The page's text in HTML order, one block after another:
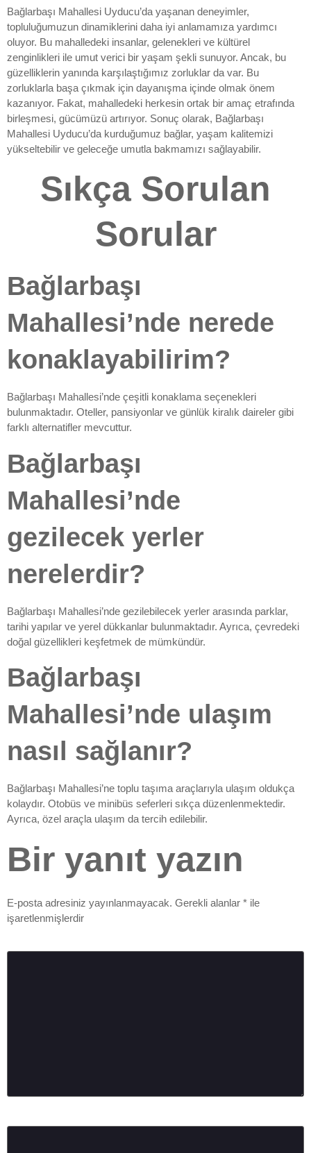
Bağlarbaşı Mahallesi Uyducu’da yaşanan deneyimler,
topluluğumuzun dinamiklerini daha iyi anlamamıza yardımcı
oluyor. Bu mahalledeki insanlar, gelenekleri ve kültürel
zenginlikleri ile umut verici bir yaşam şekli sunuyor. Ancak, bu
güzelliklerin yanında karşılaştığımız zorluklar da var. Bu
zorluklarla başa çıkmak için dayanışma içinde olmak önem
kazanıyor. Fakat, mahalledeki herkesin ortak bir amaç etrafında
birleşmesi, gücümüzü artırıyor. Sonuç olarak, Bağlarbaşı
Mahallesi Uyducu’da kurduğumuz bağlar, yaşam kalitemizi
yükseltebilir ve geleceğe umutla bakmamızı sağlayabilir.
Sıkça Sorulan
Sorular
Bağlarbaşı
Mahallesi’nde nerede
konaklayabilirim?
Bağlarbaşı Mahallesi’nde çeşitli konaklama seçenekleri
bulunmaktadır. Oteller, pansiyonlar ve günlük kiralık daireler gibi
farklı alternatifler mevcuttur.
Bağlarbaşı
Mahallesi’nde
gezilecek yerler
nerelerdir?
Bağlarbaşı Mahallesi’nde gezilebilecek yerler arasında parklar,
tarihi yapılar ve yerel dükkanlar bulunmaktadır. Ayrıca, çevredeki
doğal güzellikleri keşfetmek de mümkündür.
Bağlarbaşı
Mahallesi’nde ulaşım
nasıl sağlanır?
Bağlarbaşı Mahallesi’ne toplu taşıma araçlarıyla ulaşım oldukça
kolaydır. Otobüs ve minibüs seferleri sıkça düzenlenmektedir.
Ayrıca, özel araçla ulaşım da tercih edilebilir.
Bir yanıt yazın
E-posta adresiniz yayınlanmayacak. Gerekli alanlar * ile
işaretlenmişlerdir